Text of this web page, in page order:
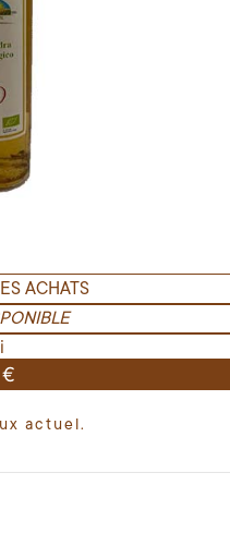
ACHATS
actuel.